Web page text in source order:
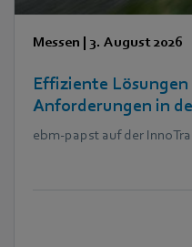
Messen | 3. August 2026
Effiziente
Anforderungen in
ebm‑papst auf der